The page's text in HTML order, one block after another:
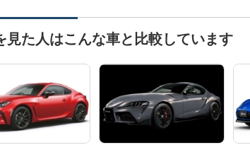
見た人はこんな車と比較しています